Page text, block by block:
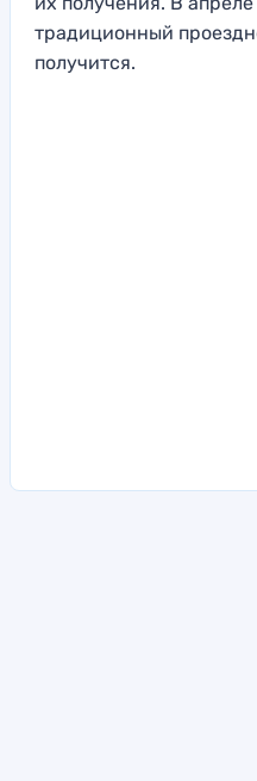
традиционный
получится.